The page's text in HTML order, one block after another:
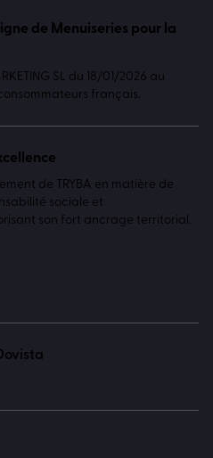
de Menuiseries pour la
SL du 18/01/2026 au
français.
de TRYBA en matière de
sociale et
son fort ancrage territorial.